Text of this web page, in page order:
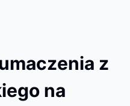
z
na